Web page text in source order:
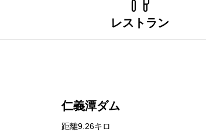
レストラン
仁義潭ダム
距離9.26キロ